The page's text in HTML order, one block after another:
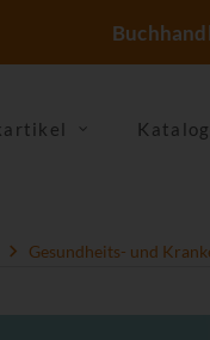
Gesundheits- und